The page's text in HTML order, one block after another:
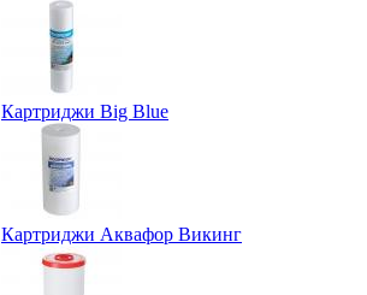
Картриджи Big Blue
Картриджи Аквафор Викинг